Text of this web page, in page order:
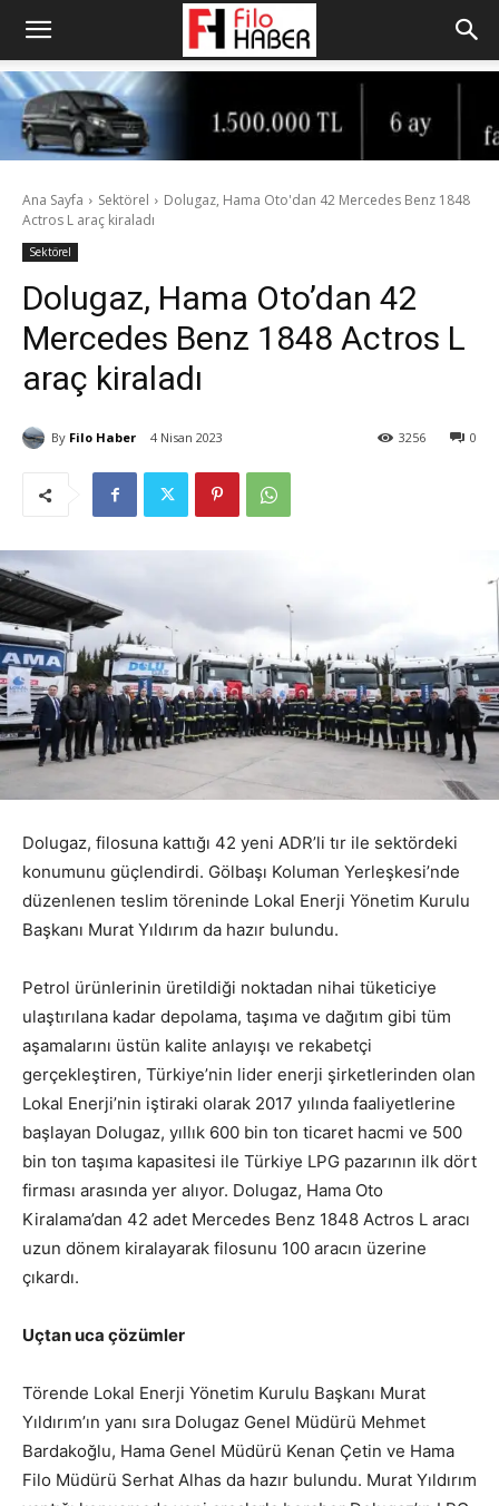
Ana Sayfa Sektörel
Dolugaz, Hama Oto'dan 42 Mercedes Benz 1848
Actros L araç kiraladı
Sektörel
Dolugaz, Hama Oto’dan 42
Mercedes Benz 1848 Actros L
araç kiraladı
By Filo Haber 4 Nisan 2023 0
3256
Dolugaz, filosuna kattığı 42 yeni ADR’li tır ile sektördeki
konumunu güçlendirdi. Gölbaşı Koluman Yerleşkesi’nde
düzenlenen teslim töreninde Lokal Enerji Yönetim Kurulu
Başkanı Murat Yıldırım da hazır bulundu.
Petrol ürünlerinin üretildiği noktadan nihai tüketiciye
ulaştırılana kadar depolama, taşıma ve dağıtım gibi tüm
aşamalarını üstün kalite anlayışı ve rekabetçi
gerçekleştiren, Türkiye’nin lider enerji şirketlerinden olan
Lokal Enerji’nin iştiraki olarak 2017 yılında faaliyetlerine
başlayan Dolugaz, yıllık 600 bin ton ticaret hacmi ve 500
bin ton taşıma kapasitesi ile Türkiye LPG pazarının ilk dört
firması arasında yer alıyor. Dolugaz, Hama Oto
Kiralama’dan 42 adet Mercedes Benz 1848 Actros L aracı
uzun dönem kiralayarak filosunu 100 aracın üzerine
çıkardı.
Uçtan uca çözümler
Törende Lokal Enerji Yönetim Kurulu Başkanı Murat
Yıldırım’ın yanı sıra Dolugaz Genel Müdürü Mehmet
Bardakoğlu, Hama Genel Müdürü Kenan Çetin ve Hama
Filo Müdürü Serhat Alhas da hazır bulundu. Murat Yıldırım